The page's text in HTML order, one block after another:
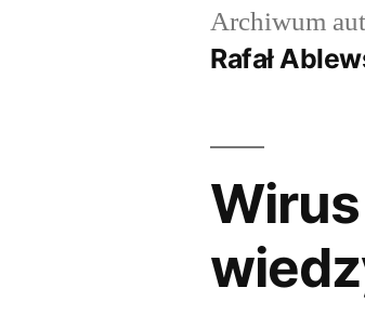
Archiwum
Rafał